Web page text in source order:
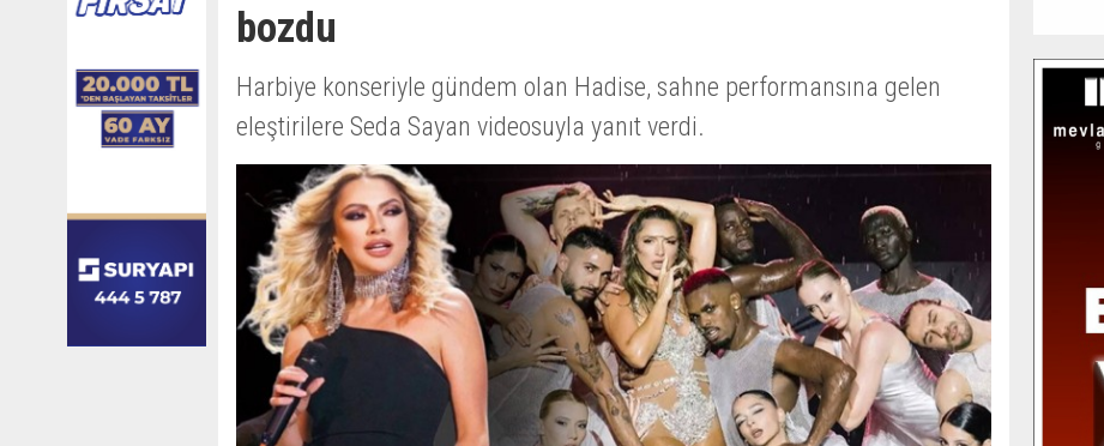
bozdu
Harbiye konseriyle gündem olan Hadise, sahne performansına gelen
eleştirilere Seda Sayan videosuyla yanıt verdi.